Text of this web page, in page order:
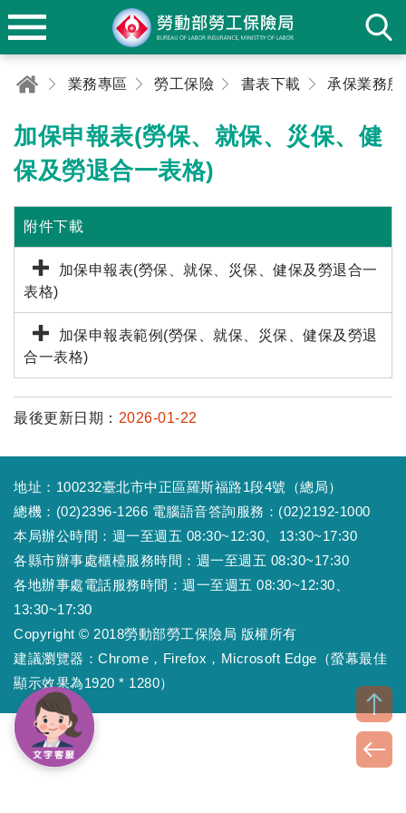
業務專區 勞工保險 書表下載 承保業務所
加保申報表(勞保、就保、災保、健
保及勞退合一表格)
附件下載
加保申報表(勞保、就保、災保、健保及勞退合一
表格)
加保申報表範例(勞保、就保、災保、健保及勞退
合一表格)
最後更新日期： 2026-01-22
地址：100232臺北市中正區羅斯福路1段4號（總局）
總機：(02)2396-1266 電腦語音答詢服務：(02)2192-1000
本局辦公時間：週一至週五 08:30~12:30、13:30~17:30
各縣市辦事處櫃檯服務時間：週一至週五 08:30~17:30
各地辦事處電話服務時間：週一至週五 08:30~12:30、
13:30~17:30
Copyright © 2018勞動部勞工保險局 版權所有
建議瀏覽器：Chrome，Firefox，Microsoft Edge（螢幕最佳
顯示效果為1920 * 1280）